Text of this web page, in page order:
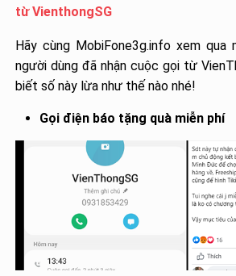
từ VienthongSG
Hãy cùng MobiFone3g.info xem
người dùng đã nhận cuộc gọi từ
biết số này lừa như thế nào nhé!
Gọi điện báo tặng quà miễn phí